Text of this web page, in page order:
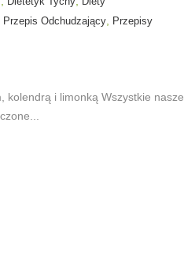
Przepis Odchudzający, Przepisy
kolendrą i limonką Wszystkie nasze